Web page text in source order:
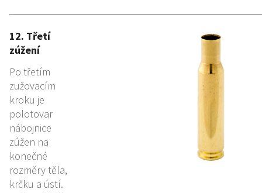
12. Třetí
zúžení
Po třetím
zužovacím
kroku je
polotovar
nábojnice
zúžen na
konečné
rozměry těla,
krčku a ústí.